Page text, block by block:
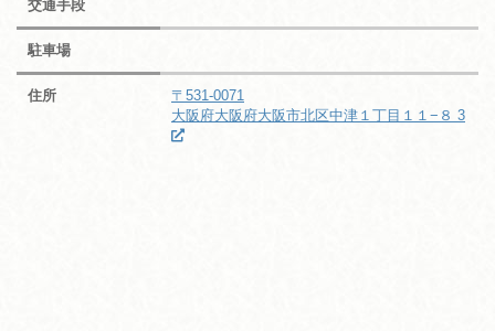
交通手段
駐車場
住所
〒531-0071
大阪府大阪府大阪市北区中津１丁目１１−８ 3